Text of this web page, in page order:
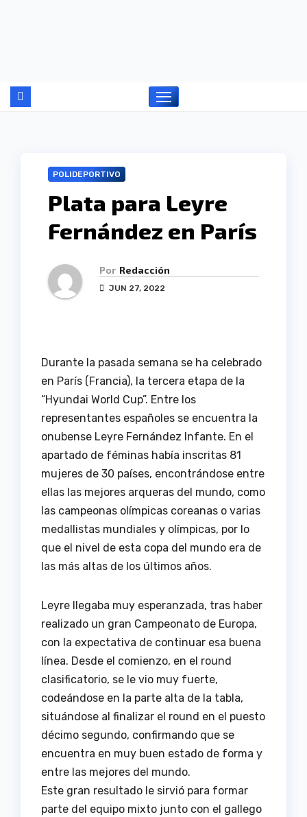
POLIDEPORTIVO
Plata para Leyre
Fernández en París
Por Redacción
JUN 27, 2022
Durante la pasada semana se ha celebrado
en París (Francia), la tercera etapa de la
“Hyundai World Cup”. Entre los
representantes españoles se encuentra la
onubense Leyre Fernández Infante. En el
apartado de féminas había inscritas 81
mujeres de 30 países, encontrándose entre
ellas las mejores arqueras del mundo, como
las campeonas olímpicas coreanas o varias
medallistas mundiales y olímpicas, por lo
que el nivel de esta copa del mundo era de
las más altas de los últimos años.
Leyre llegaba muy esperanzada, tras haber
realizado un gran Campeonato de Europa,
con la expectativa de continuar esa buena
línea. Desde el comienzo, en el round
clasificatorio, se le vio muy fuerte,
codeándose en la parte alta de la tabla,
situándose al finalizar el round en el puesto
décimo segundo, confirmando que se
encuentra en muy buen estado de forma y
entre las mejores del mundo.
Este gran resultado le sirvió para formar
parte del equipo mixto junto con el gallego